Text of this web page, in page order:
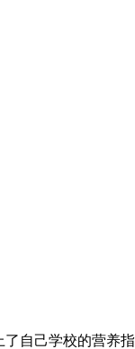
自己学校的营养